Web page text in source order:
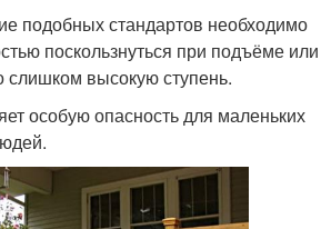
подобных стандартов необходимо
поскользнуться при подъёме или
слишком высокую ступень.
особую опасность для маленьких